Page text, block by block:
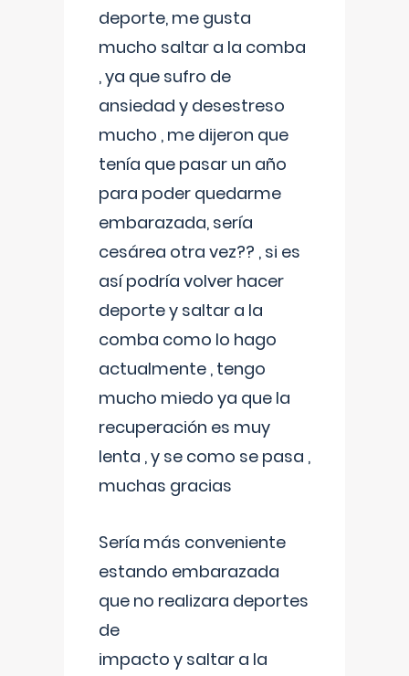
deporte, me gusta
mucho saltar a la comba
, ya que sufro de
ansiedad y desestreso
mucho , me dijeron que
tenía que pasar un año
para poder quedarme
embarazada, sería
cesárea otra vez?? , si es
así podría volver hacer
deporte y saltar a la
comba como lo hago
actualmente , tengo
mucho miedo ya que la
recuperación es muy
lenta , y se como se pasa ,
muchas gracias
Sería más conveniente
estando embarazada
que no realizara deportes
de
impacto y saltar a la